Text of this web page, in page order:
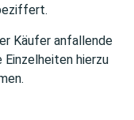
Käufer anfallende
hierzu